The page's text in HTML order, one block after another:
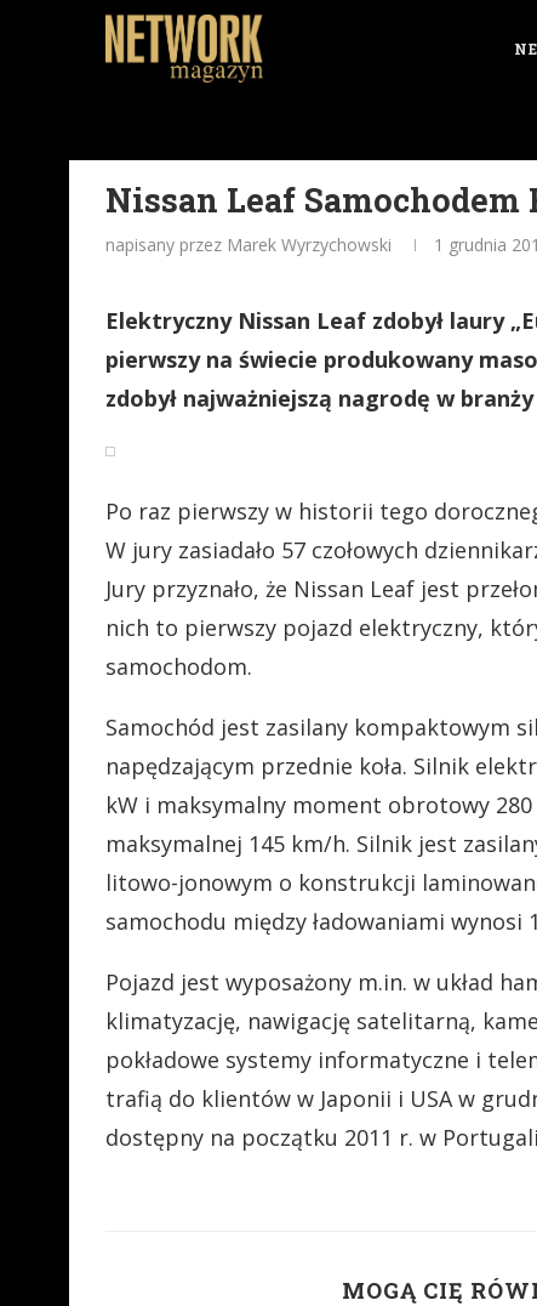
Nissan Leaf Samochodem
napisany przez Marek Wyrzychowski 1 grudnia
Elektryczny Nissan Leaf zdobył laury
pierwszy na świecie produkowany
zdobył najważniejszą nagrodę w
Po raz pierwszy w historii tego
W jury zasiadało 57 czołowych
Jury przyznało, że Nissan Leaf jest
nich to pierwszy pojazd elektryczny,
samochodom.
Samochód jest zasilany kompaktowym
napędzającym przednie koła. Silnik
kW i maksymalny moment obrotowy
maksymalnej 145 km/h. Silnik jest
litowo-jonowym o konstrukcji
samochodu między ładowaniami wynosi
Pojazd jest wyposażony m.in. w układ
klimatyzację, nawigację satelitarną,
pokładowe systemy informatyczne i
trafią do klientów w Japonii i USA w
dostępny na początku 2011 r. w
MOGĄ CIĘ